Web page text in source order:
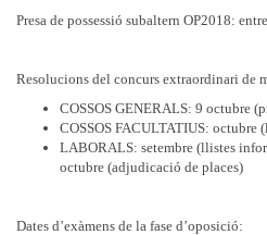
Presa de possessió subaltern OP2018:
Resolucions del concurs extraordinari de
COSSOS GENERALS: 9 octubre
COSSOS FACULTATIUS:
LABORALS: setembre (llistes
octubre (adjudicació de places)
Dates d’exàmens de la fase d’oposició: